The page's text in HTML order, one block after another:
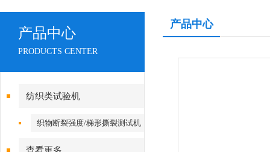
产品中心
PRODUCTS CENTER
纺织类试验机
织物断裂强度/梯形撕裂测试机
产品中心